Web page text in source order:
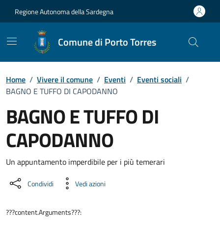
Regione Autonoma della Sardegna
Comune di Porto Torres
Home / Vivere il comune / Eventi / Eventi sociali /
BAGNO E TUFFO DI CAPODANNO
BAGNO E TUFFO DI
CAPODANNO
Dettaglio dell'evento
Un appuntamento imperdibile per i più temerari
Condividi Vedi azioni
???content.Arguments???: